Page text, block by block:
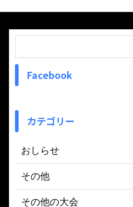
Facebook
カテゴリー
おしらせ
その他
その他の大会